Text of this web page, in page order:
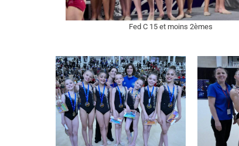
Fed C 15 et moins 2èmes